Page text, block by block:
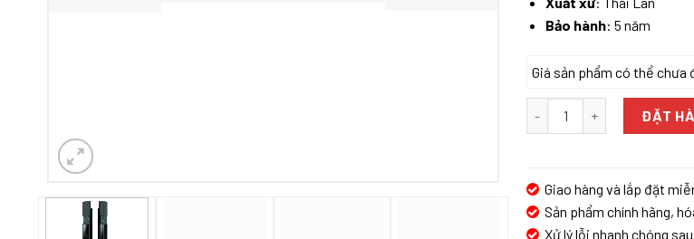
Bảo hành: 5 năm
Giá sản phẩm có thể chưa
KHÓA ĐIỆN TỬ HUBERT HB
ĐẶT
Giao hàng và lắp đặt
Sản phẩm chính hãng,
Xử lý lỗi nhanh chóng